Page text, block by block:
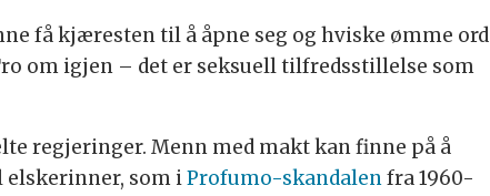
få kjæresten til å åpne seg og hviske ømme ord
om igjen – det er seksuell tilfredsstillelse som
regjeringer. Menn med makt kan finne på å
som iProfumo-skandalenfra 1960-